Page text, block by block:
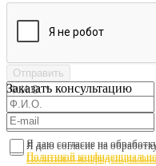
Заказать консультацию
Я даю согласие на
Политикой
Я даю согласие на
Политикой